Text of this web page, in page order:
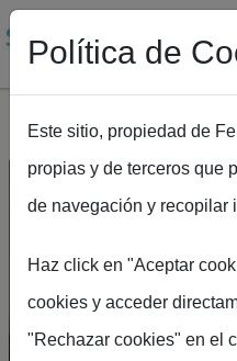
Pasar al contenido principal
Política de
Este sitio, propiedad de
propias y de terceros que
de navegación y recopilar
Haz click en "Aceptar
cookies y acceder
"Rechazar cookies" en el